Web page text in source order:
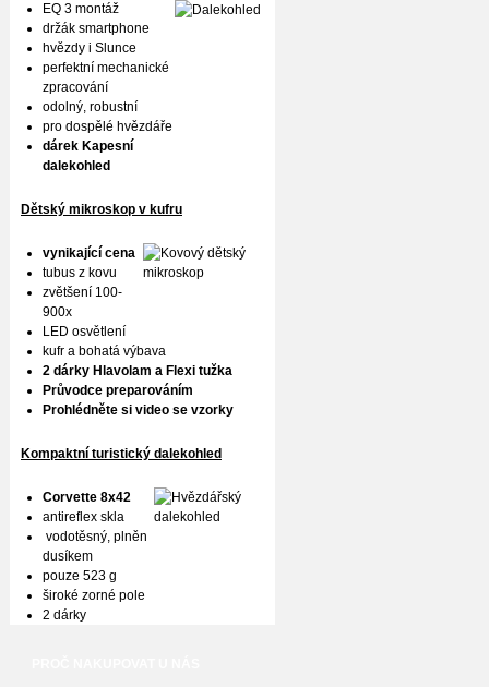
EQ 3 montáž
držák smartphone
hvězdy i Slunce
perfektní mechanické
zpracování
odolný, robustní
pro dospělé hvězdáře
dárek Kapesní
dalekohled
Dětský mikroskop v kufru
vynikající cena
tubus z kovu
zvětšení 100-
900x
LED osvětlení
kufr a bohatá výbava
2 dárky Hlavolam a Flexi tužka
Průvodce preparováním
Prohlédněte si video se vzorky
Kompaktní turistický dalekohled
Corvette 8x42
antireflex skla
vodotěsný, plněn
dusíkem
pouze 523 g
široké zorné pole
2 dárky